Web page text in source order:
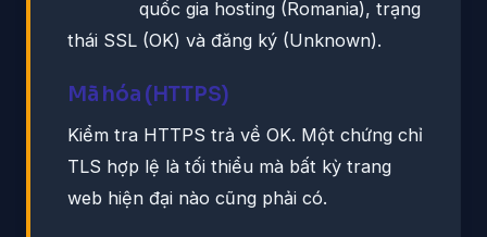
quốc gia hosting (Romania), trạng
thái SSL (OK) và đăng ký (Unknown).
Mã hóa (HTTPS)
Kiểm tra HTTPS trả về OK. Một chứng chỉ
TLS hợp lệ là tối thiểu mà bất kỳ trang
web hiện đại nào cũng phải có.